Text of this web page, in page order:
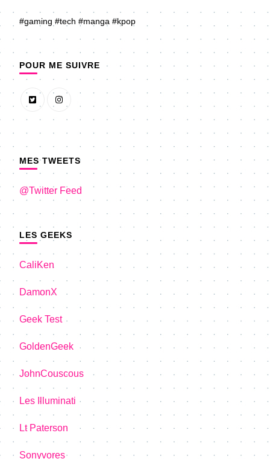
#gaming #tech #manga #kpop
POUR ME SUIVRE
MES TWEETS
@Twitter Feed
LES GEEKS
CaliKen
DamonX
Geek Test
GoldenGeek
JohnCouscous
Les Illuminati
Lt Paterson
Sonyvores